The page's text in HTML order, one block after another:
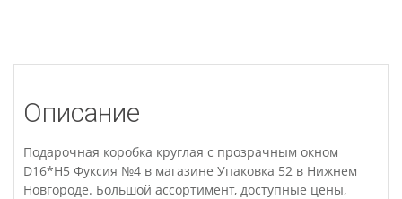
Описание
Подарочная коробка круглая с прозрачным окном
D16*H5 Фуксия №4 в магазине Упаковка 52 в Нижнем
Новгороде. Большой ассортимент, доступные цены,